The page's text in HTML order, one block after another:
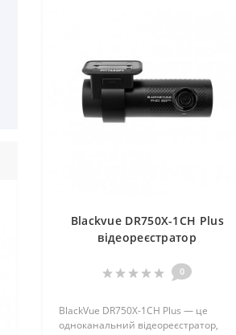
Blackvue DR750X-1CH Plus
відеореєстратор
0
BlackVue DR750X-1CH Plus — це
одноканальний відеореєстратор,